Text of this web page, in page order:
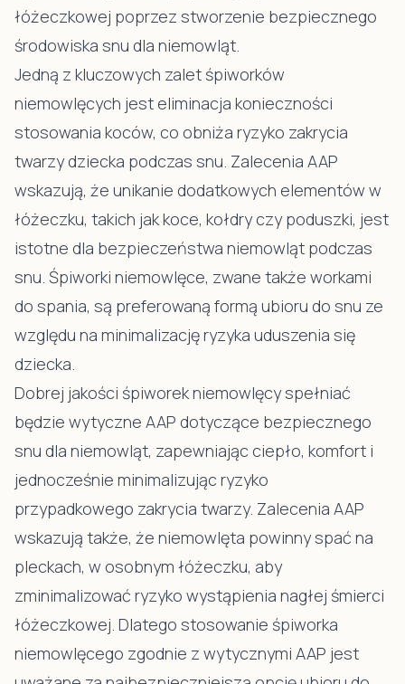
łóżeczkowej poprzez stworzenie bezpiecznego
środowiska snu dla niemowląt.
Jedną z kluczowych zalet śpiworków
niemowlęcych jest eliminacja konieczności
stosowania koców, co obniża ryzyko zakrycia
twarzy dziecka podczas snu. Zalecenia AAP
wskazują, że unikanie dodatkowych elementów w
łóżeczku, takich jak koce, kołdry czy poduszki, jest
istotne dla bezpieczeństwa niemowląt podczas
snu. Śpiworki niemowlęce, zwane także workami
do spania, są preferowaną formą ubioru do snu ze
względu na minimalizację ryzyka uduszenia się
dziecka.
Dobrej jakości śpiworek niemowlęcy spełniać
będzie wytyczne AAP dotyczące bezpiecznego
snu dla niemowląt, zapewniając ciepło, komfort i
jednocześnie minimalizując ryzyko
przypadkowego zakrycia twarzy. Zalecenia AAP
wskazują także, że niemowlęta powinny spać na
pleckach, w osobnym łóżeczku, aby
zminimalizować ryzyko wystąpienia nagłej śmierci
łóżeczkowej. Dlatego stosowanie śpiworka
niemowlęcego zgodnie z wytycznymi AAP jest